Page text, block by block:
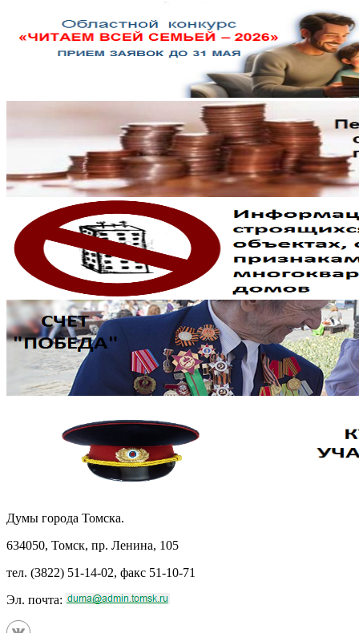
Думы города Томска.
634050, Томск, пр. Ленина, 105
тел. (3822) 51-14-02, факс 51-10-71
Эл. почта: